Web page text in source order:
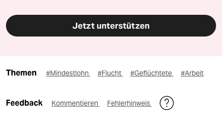
Jetzt unterstützen
Themen #Mindestlohn #Flucht #Geflüchtete #Arbeit
Feedback Kommentieren Fehlerhinweis